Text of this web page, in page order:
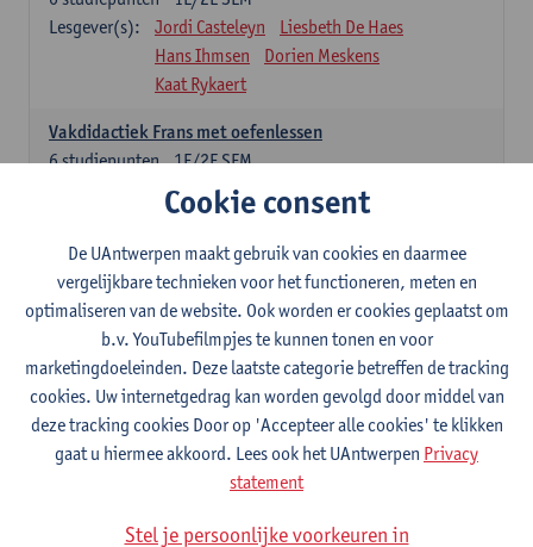
Lesgever(s):
Jordi Casteleyn
Liesbeth De Haes
Hans Ihmsen
Dorien Meskens
Kaat Rykaert
Vakdidactiek Frans met oefenlessen
1E/2E SEM
6studiepunten
Mathea Simons
Veronik Bogaert
Mark Demyttenaere
Yann Morard
Karen Van De Putte
Vakdidactiek Engels met oefenlessen
1E/2E SEM
6studiepunten
Lesgever(s):
Tom Smits
Ellen De Breuker
Nele Kempenaers
Joke Prinsen
Vakdidactiek Duits met oefenlessen
1E/2E SEM
6studiepunten
Tom Smits Marise Van Tendeloo
Vakdidactiek Nederlands niet-thuistaal met oefenlessen
Cookie consent
De UAntwerpen maakt gebruik van cookies en daarmee
vergelijkbare technieken voor het functioneren, meten en
optimaliseren van de website. Ook worden er cookies geplaatst om
b.v. YouTubefilmpjes te kunnen tonen en voor
marketingdoeleinden. Deze laatste categorie betreffen de tracking
cookies. Uw internetgedrag kan worden gevolgd door middel van
deze tracking cookies Door op 'Accepteer alle cookies' te klikken
gaat u hiermee akkoord. Lees ook het UAntwerpen Privacy
statement
Stel je persoonlijke voorkeuren in